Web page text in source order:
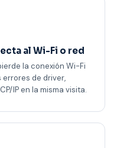
al Wi-Fi o red
la conexión Wi-Fi
errores de driver,
IP en la misma visita.